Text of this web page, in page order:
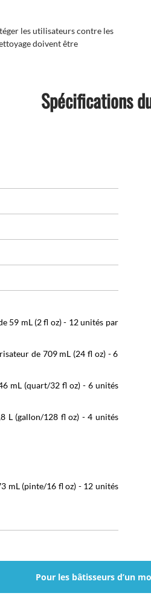
les utilisateurs contre les
doivent être
Spécifications
59 mL (2 fl oz) - 12 unités par
de 709 mL (24 fl oz) - 6
mL (quart/32 fl oz) - 6 unités
L (gallon/128 fl oz) - 4 unités
mL (pinte/16 fl oz) - 12 unités
Pour les bâtisseurs d’un